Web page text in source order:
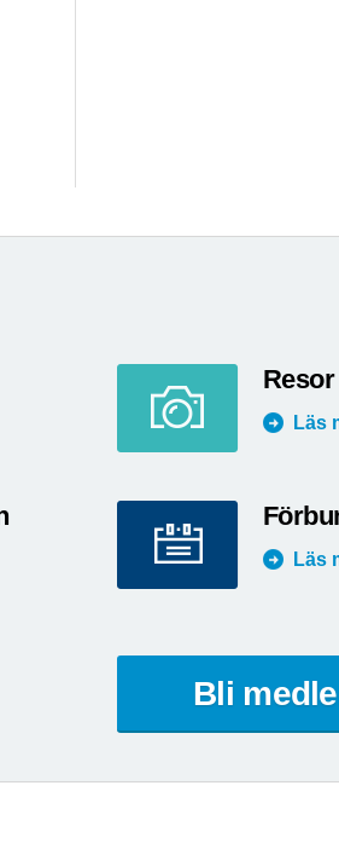
Resor
Läs
Läs
Bli